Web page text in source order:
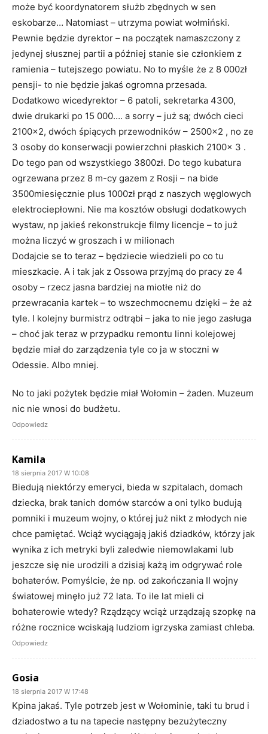
może być koordynatorem służb zbędnych w sen
eskobarze… Natomiast – utrzyma powiat wołmiński.
Pewnie będzie dyrektor – na początek namaszczony z
jedynej słusznej partii a później stanie sie członkiem z
ramienia – tutejszego powiatu. No to myśle że z 8 000zł
pensji- to nie będzie jakaś ogromna przesada.
Dodatkowo wicedyrektor – 6 patoli, sekretarka 4300,
dwie drukarki po 15 000…. a sorry – już są; dwóch cieci
2100×2, dwóch śpiących przewodników – 2500×2 , no ze
3 osoby do konserwacji powierzchni płaskich 2100x 3 .
Do tego pan od wszystkiego 3800zł. Do tego kubatura
ogrzewana przez 8 m-cy gazem z Rosji – na bide
3500miesięcznie plus 1000zł prąd z naszych węglowych
elektrociepłowni. Nie ma kosztów obsługi dodatkowych
wystaw, np jakieś rekonstrukcje filmy licencje – to już
można liczyć w groszach i w milionach
Dodajcie se to teraz – będziecie wiedzieli po co tu
mieszkacie. A i tak jak z Ossowa przyjmą do pracy ze 4
osoby – rzecz jasna bardziej na miotłe niż do
przewracania kartek – to wszechmocnemu dzięki – że aż
tyle. I kolejny burmistrz odtrąbi – jaka to nie jego zasługa
– choć jak teraz w przypadku remontu linni kolejowej
będzie miał do zarządzenia tyle co ja w stoczni w
Odessie. Albo mniej.
No to jaki pożytek będzie miał Wołomin – żaden. Muzeum
nic nie wnosi do budżetu.
Odpowiedz
Kamila
18 sierpnia 2017 W 10:08
Biedują niektórzy emeryci, bieda w szpitalach, domach
dziecka, brak tanich domów starców a oni tylko budują
pomniki i muzeum wojny, o której już nikt z młodych nie
chce pamiętać. Wciąż wyciągają jakiś dziadków, którzy jak
wynika z ich metryki byli zaledwie niemowlakami lub
jeszcze się nie urodzili a dzisiaj każą im odgrywać role
bohaterów. Pomyślcie, że np. od zakończania II wojny
światowej minęło już 72 lata. To ile lat mieli ci
bohaterowie wtedy? Rządzący wciąż urządzają szopkę na
różne rocznice wciskają ludziom igrzyska zamiast chleba.
Odpowiedz
Gosia
18 sierpnia 2017 W 17:48
Kpina jakaś. Tyle potrzeb jest w Wołominie, taki tu brud i
dziadostwo a tu na tapecie następny bezużyteczny